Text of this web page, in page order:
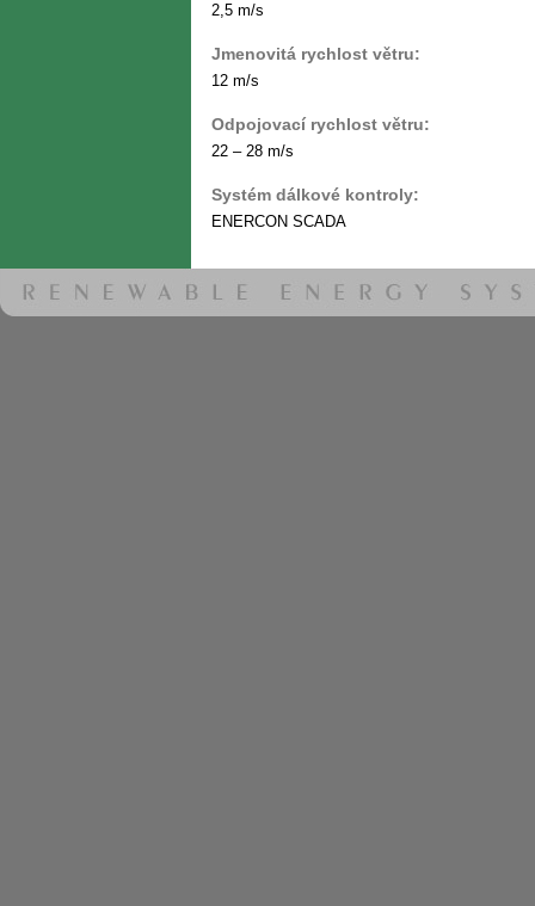
2,5 m/s
Jmenovitá rychlost větru:
12 m/s
Odpojovací rychlost větru:
22 – 28 m/s
Systém dálkové kontroly:
ENERCON SCADA